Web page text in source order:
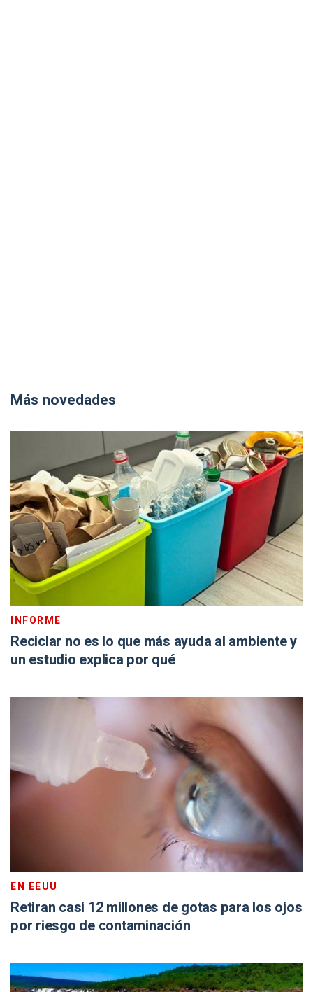
Más novedades
INFORME
Reciclar no es lo que más ayuda al ambiente y
un estudio explica por qué
EN EEUU
Retiran casi 12 millones de gotas para los ojos
por riesgo de contaminación